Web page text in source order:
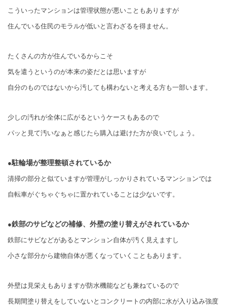
こういったマンションは管理状態が悪いこともありますが
住んでいる住民のモラルが低いと言わざるを得ません。
たくさんの方が住んでいるからこそ
気を遣うというのが本来の姿だとは思いますが
自分のものではないから汚しても構わないと考える方も一部います。
少しの汚れが全体に広がるというケースもあるので
パッと見て汚いなぁと感じたら購入は避けた方が良いでしょう。
●駐輪場が整理整頓されているか
清掃の部分と似ていますが管理がしっかりされているマンションでは
自転車がぐちゃぐちゃに置かれていることは少ないです。
●鉄部のサビなどの補修、外壁の塗り替えがされているか
鉄部にサビなどがあるとマンション自体が汚く見えますし
小さな部分から建物自体が悪くなっていくこともあります。
外壁は見栄えもありますが防水機能なども兼ねているので
長期間塗り替えをしていないとコンクリートの内部に水が入り込み強度